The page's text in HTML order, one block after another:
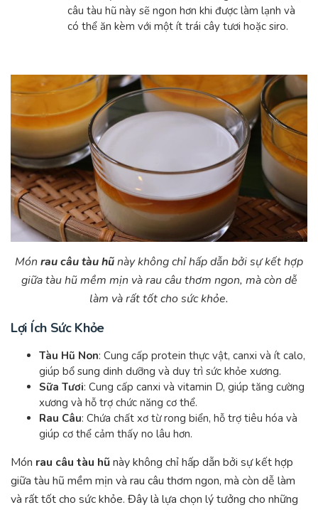
câu tàu hũ này sẽ ngon hơn khi được làm lạnh và
có thể ăn kèm với một ít trái cây tươi hoặc siro.
Món rau câu tàu hũnày không chỉ hấp dẫn bởi sự kết hợp
giữa tàu hũ mềm mịn và rau câu thơm ngon, mà còn dễ
làm và rất tốt cho sức khỏe.
Lợi Ích Sức Khỏe
Tàu Hũ Non: Cung cấp protein thực vật, canxi và ít calo,
giúp bổ sung dinh dưỡng và duy trì sức khỏe xương.
Sữa Tươi: Cung cấp canxi và vitamin D, giúp tăng cường
xương và hỗ trợ chức năng cơ thể.
Rau Câu: Chứa chất xơ từ rong biển, hỗ trợ tiêu hóa và
giúp cơ thể cảm thấy no lâu hơn.
Món rau câu tàu hũnày không chỉ hấp dẫn bởi sự kết hợp
giữa tàu hũ mềm mịn và rau câu thơm ngon, mà còn dễ làm
và rất tốt cho sức khỏe. Đây là lựa chọn lý tưởng cho những